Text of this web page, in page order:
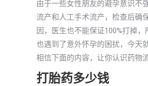
由于一些女性朋友的避孕意识不
流产和人工手术流产，检查后确
因，医生也不能保证100%打掉
也遇到了意外怀孕的困扰，今天
相信下面的内容，让你认识药物流
打胎药多少钱